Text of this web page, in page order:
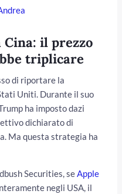
Cina: il prezzo
triplicare
di riportare la
Uniti. Durante il suo
ha imposto dazi
dichiarato di
Ma questa strategia ha
Securities, seApple
negli USA, il